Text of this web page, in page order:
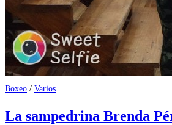
Boxeo / Varios
La sampedrina Brenda